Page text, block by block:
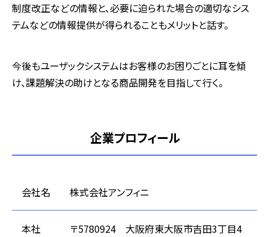
制度改正などの情報と、必要に迫られた場合の適切なシス
テムなどの情報提供が得られることもメリットと話す。
今後もユーザックシステムはお客様のお困りごとに耳を傾
け、課題解決の助けとなる商品開発を目指して行く。
企業プロフィール
会社名 株式会社アンフィニ
本社
〒5780924 大阪府東大阪市吉田3丁目4